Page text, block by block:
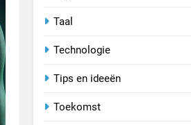
Taal
Technologie
Tips en ideeën
Toekomst